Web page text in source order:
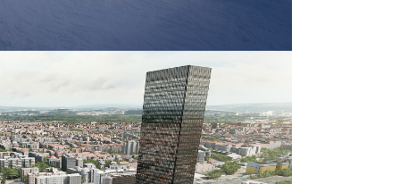
To Lyon
Bureaux, Hôtels